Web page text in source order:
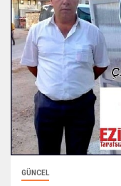
GÜNCEL